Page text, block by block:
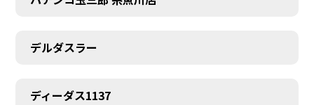
デルダスラー
ディーダス1137